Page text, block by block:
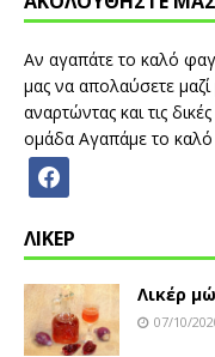
Αν αγαπάτε το καλό
μας να απολαύσετε μαζί
αναρτώντας και τις
ομάδα Αγαπάμε το καλό
ΛΙΚΕΡ
Λικέρ
07/10/